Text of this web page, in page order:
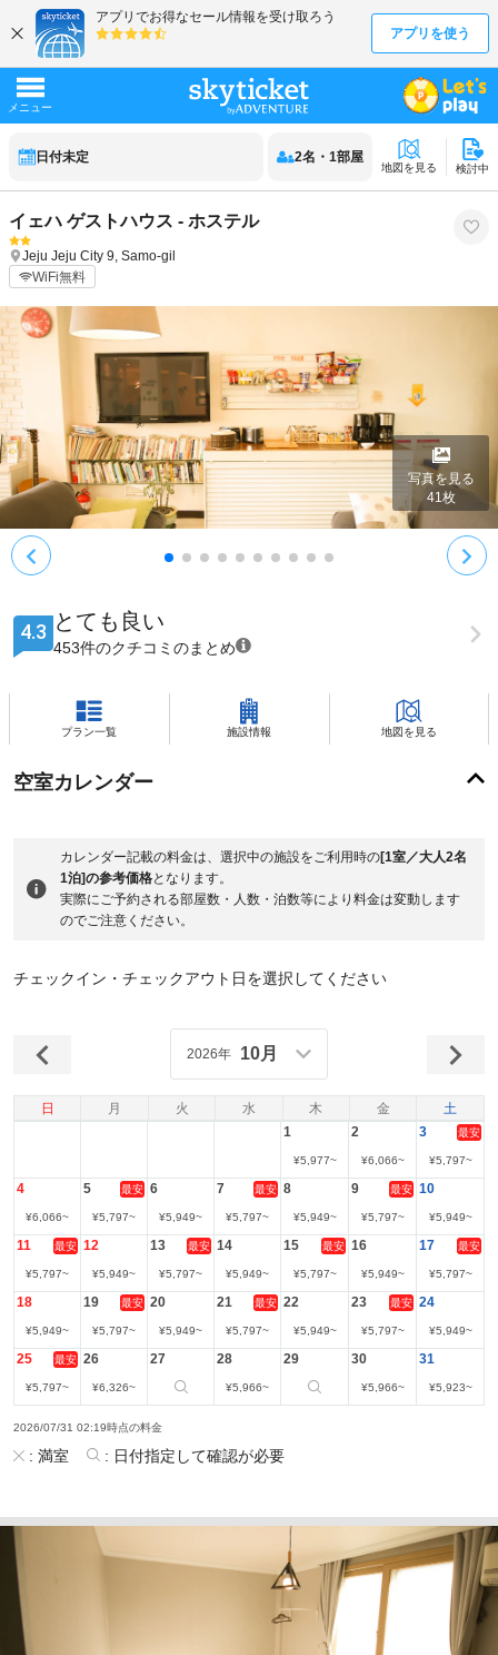
日付未定 2名 ・ 1部屋
地図を見る 検討中
イェハ ゲストハウス - ホステル
Jeju Jeju City 9, Samo-gil
WiFi無料
写真を見る
41枚
4.3 とても良い
453件のクチコミのまとめ
プラン一覧 施設情報 地図を見る
空室カレンダー
カレンダー記載の料金は、選択中の施設をご利用時の[1室／大人2名
1泊]の参考価格となります。
実際にご予約される部屋数・人数・泊数等により料金は変動します
のでご注意ください。
チェックイン・チェックアウト日を選択してください
日 月 火 水 木 金 土
2026年 10月
1
¥5,977~
2
¥6,066~
3 最安
¥5,797~
4
¥6,066~
5 最安
¥5,797~
6
¥5,949~
7 最安
¥5,797~
8
¥5,949~
9 最安
¥5,797~
10
¥5,949~
11 最安
¥5,797~
12
¥5,949~
13 最安
¥5,797~
14
¥5,949~
15 最安
¥5,797~
16
¥5,949~
17 最安
¥5,797~
18
¥5,949~
19 最安
¥5,797~
20
¥5,949~
21 最安
¥5,797~
22
¥5,949~
23 最安
¥5,797~
24
¥5,949~
25 最安
¥5,797~
26
¥6,326~
27 28
¥5,966~
29 30
¥5,966~
31
¥5,923~
2026/07/31 02:19時点の料金
: 満室 : 日付指定して確認が必要